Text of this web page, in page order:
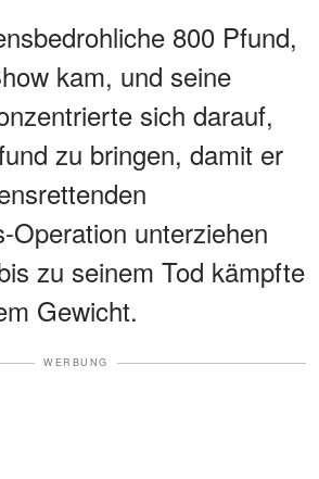
800 Pfund,
kam, und seine
sich darauf,
zu bringen, damit er
Operation unterziehen
zu seinem Tod kämpfte
Gewicht.
WERBUNG